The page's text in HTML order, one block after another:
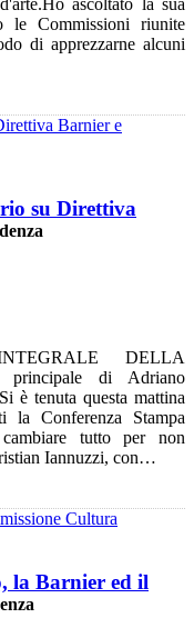
le Commissioni riunite
di apprezzarne alcuni
su Direttiva
DELLA
principale di Adriano
è tenuta questa mattina
la Conferenza Stampa
tutto per non
Iannuzzi, con…
la Barnier ed il